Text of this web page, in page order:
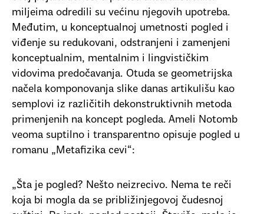
miljeima odredili su većinu njegovih upotreba.
Međutim, u konceptualnoj umetnosti pogled i
viđenje su redukovani, odstranjeni i zamenjeni
konceptualnim, mentalnim i lingvističkim
vidovima predočavanja. Otuda se geometrijska
načela komponovanja slike danas artikulišu kao
semplovi iz različitih dekonstruktivnih metoda
primenjenih na koncept pogleda. Ameli Notomb
veoma suptilno i transparentno opisuje pogled u
romanu „Metafizika cevi“:
„Šta je pogled? Nešto neizrecivo. Nema te reči
koja bi mogla da se približinjegovoj čudesnoj